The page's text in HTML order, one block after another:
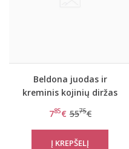
Beldona juodas ir
kreminis kojinių diržas
785€ 5575€